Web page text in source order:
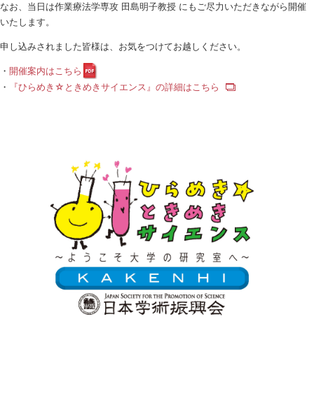
なお、当日は作業療法学専攻 田島明子教授 にもご尽力いただきながら開催
いたします。
申し込みされました皆様は、お気をつけてお越しください。
・ 開催案内はこちら
・
『ひらめき☆ときめきサイエンス』の詳細はこちら